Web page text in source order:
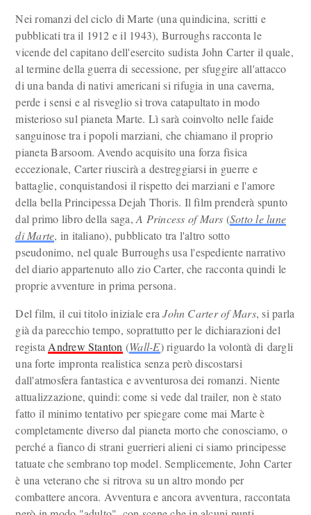
Nei romanzi del ciclo di Marte (una quindicina, scritti e
pubblicati tra il 1912 e il 1943), Burroughs racconta le
vicende del capitano dell'esercito sudista John Carter il quale,
al termine della guerra di secessione, per sfuggire all'attacco
di una banda di nativi americani si rifugia in una caverna,
perde i sensi e al risveglio si trova catapultato in modo
misterioso sul pianeta Marte. Lì sarà coinvolto nelle faide
sanguinose tra i popoli marziani, che chiamano il proprio
pianeta Barsoom. Avendo acquisito una forza fisica
eccezionale, Carter riuscirà a destreggiarsi in guerre e
battaglie, conquistandosi il rispetto dei marziani e l'amore
della bella Principessa Dejah Thoris. Il film prenderà spunto
dal primo libro della saga,A Princess of Mars (Sotto le lune
di Marte, in italiano), pubblicato tra l'altro sotto
pseudonimo, nel quale Burroughs usa l'espediente narrativo
del diario appartenuto allo zio Carter, che racconta quindi le
proprie avventure in prima persona.
Del film, il cui titolo iniziale eraJohn Carter of Mars, si parla
già da parecchio tempo, soprattutto per le dichiarazioni del
regista Andrew Stanton (Wall-E) riguardo la volontà di dargli
una forte impronta realistica senza però discostarsi
dall'atmosfera fantastica e avventurosa dei romanzi. Niente
attualizzazione, quindi: come si vede dal trailer, non è stato
fatto il minimo tentativo per spiegare come mai Marte è
completamente diverso dal pianeta morto che conosciamo, o
perché a fianco di strani guerrieri alieni ci siamo principesse
tatuate che sembrano top model. Semplicemente, John Carter
è una veterano che si ritrova su un altro mondo per
combattere ancora. Avventura e ancora avventura, raccontata